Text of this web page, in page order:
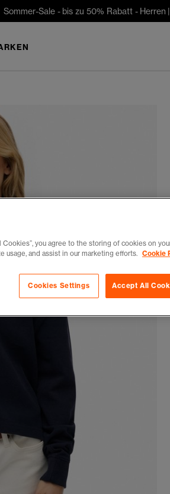
Sommer-Sale - bis zu 50% Rabatt - Herren |
Cookies”, you agree to the storing of cookies on
usage, and assist in our marketing efforts. Cookie
Accept All
Cookies Settings